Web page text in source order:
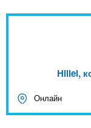
Hillel,
Онлайн